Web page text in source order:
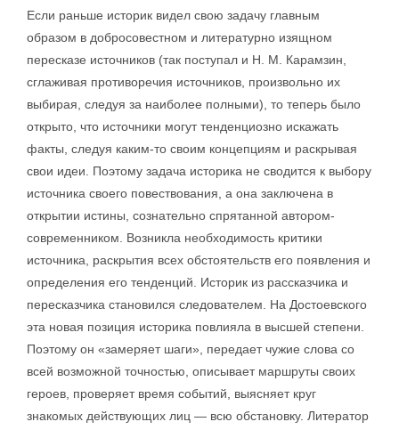
Если раньше историк видел свою задачу главным
образом в добросовестном и литературно изящном
пересказе источников (так поступал и Н. М. Карамзин,
сглаживая противоречия источников, произвольно их
выбирая, следуя за наиболее полными), то теперь было
открыто, что источники могут тенденциозно искажать
факты, следуя каким-то своим концепциям и раскрывая
свои идеи. Поэтому задача историка не сводится к выбору
источника своего повествования, а она заключена в
открытии истины, сознательно спрятанной автором-
современником. Возникла необходимость критики
источника, раскрытия всех обстоятельств его появления и
определения его тенденций. Историк из рассказчика и
пересказчика становился следователем. На Достоевского
эта новая позиция историка повлияла в высшей степени.
Поэтому он «замеряет шаги», передает чужие слова со
всей возможной точностью, описывает маршруты своих
героев, проверяет время событий, выясняет круг
знакомых действующих лиц — всю обстановку. Литератор